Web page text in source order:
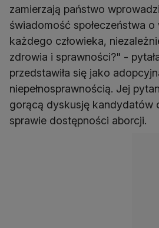
zamierzają państwo
świadomość społeczeństwa
każdego człowieka,
zdrowia i sprawności?" -
przedstawiła się jako
niepełnosprawnością. Jej
gorącą dyskusję kandydatów
sprawie dostępności aborcji.